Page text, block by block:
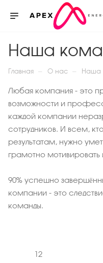
Наша
Главная — О нас — Наша
Любая компания - это
возможности и
каждой компании
сотрудников. И всем,
результатам, нужно
грамотно мотивировать
90% успешно
компании - это
команды.
12